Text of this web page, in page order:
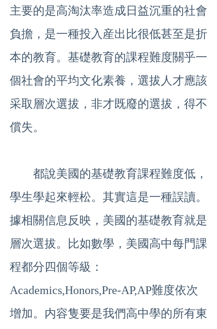
主要的是高淘汰率造成日益沉重的社會
負擔，是一種投入産出比很低甚至是折
本的教育。基礎教育的課程難度關乎一
個社會的平均文化素養，選拔人才應該
采取層次選拔，非才既廢的選拔，得不
償失。
都說美國的基礎教育課程難度低，
學生學起來輕松。其實這是一種誤讀。
據相關信息反映，美國的基礎教育就是
層次選拔。比如數學，美國高中每門課
程都分四個等級：
Academics,Honors,Pre-AP,AP難度依次
增加。内容隻要是我們高中學的所有東